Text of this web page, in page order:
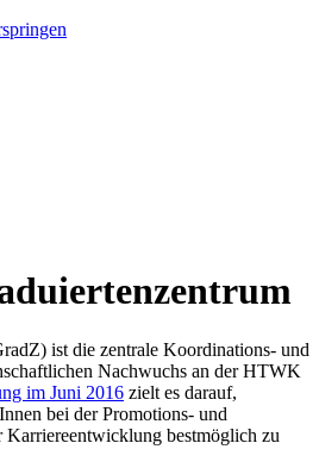
ist die zentrale Koordinations- und
Nachwuchs an der HTWK
im Juni 2016 zielt es darauf,
bei der Promotions- und
Karriereentwicklung bestmöglich zu